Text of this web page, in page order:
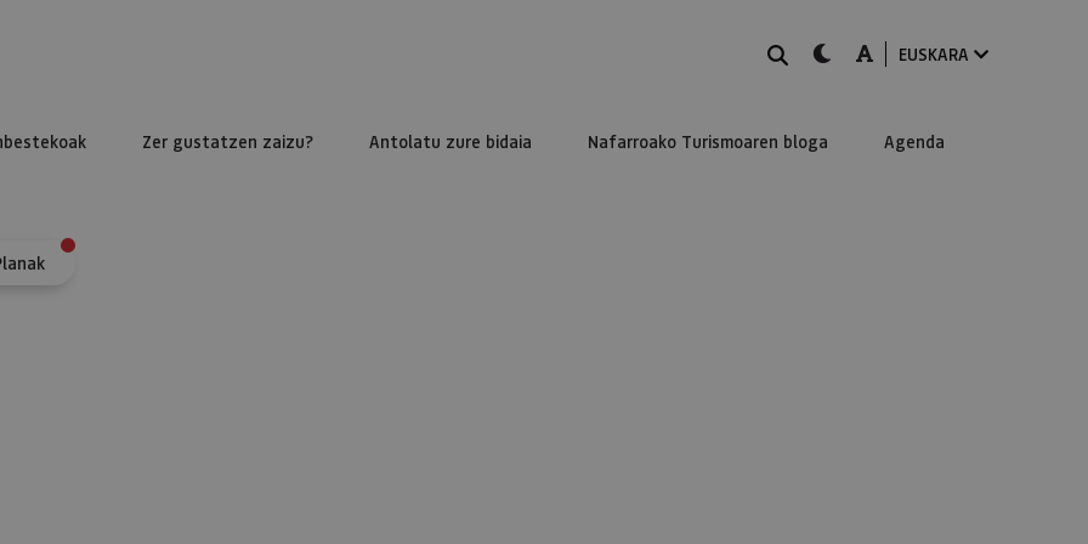
BILATUdark-mode
A-modeEUSKARA
Zer gustatzen zaizu? Antolatu zure bidaia Nafarroako Turismoaren bloga Agenda